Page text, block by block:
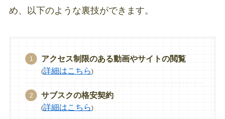
め、以下のような裏技ができます。
アクセス制限のある動画やサイトの閲覧
(詳細はこちら)
サブスクの格安契約
(詳細はこちら)